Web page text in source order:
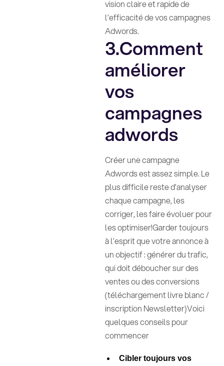
vision claire et rapide de
l’efficacité de vos campagnes
Adwords.
3.Comment
améliorer
vos
campagnes
adwords
Créer une campagne
Adwords est assez simple. Le
plus difficile reste d’analyser
chaque campagne, les
corriger, les faire évoluer pour
les optimiser!Garder toujours
à l’esprit que votre annonce à
un objectif : générer du trafic,
qui doit déboucher sur des
ventes ou des conversions
(téléchargement livre blanc /
inscription Newsletter)Voici
quelques conseils pour
commencer
Cibler toujours vos